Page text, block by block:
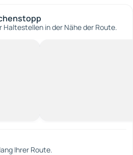
Haltestellen in der Nähe der Route.
Ihrer Route.